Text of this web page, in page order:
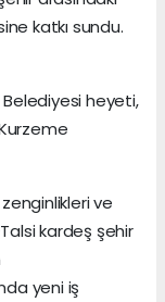
katkı sundu.
heyeti,
ve
kardeş şehir
yeni iş